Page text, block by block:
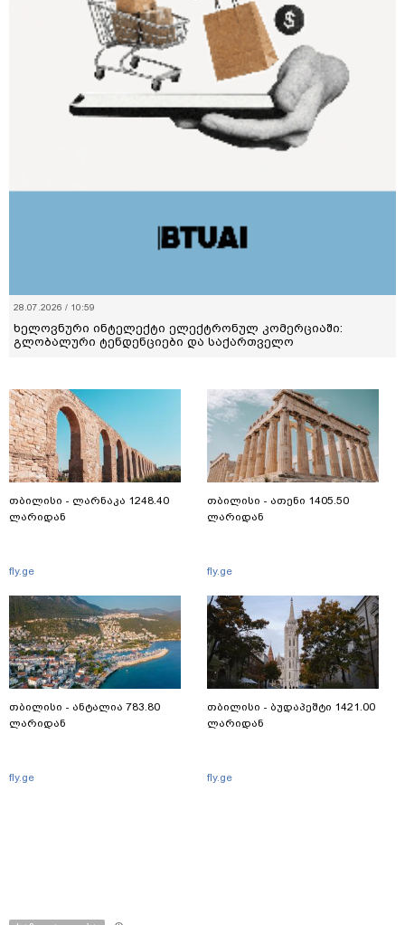
28.07.2026 / 10:59
ხელოვნური ინტელექტი ელექტრონულ კომერციაში:
გლობალური ტენდენციები და საქართველო
თბილისი - ლარნაკა 1248.40
ლარიდან
fly.ge
თბილისი - ანტალია 783.80
ლარიდან
fly.ge
თბილისი - ათენი 1405.50
ლარიდან
fly.ge
თბილისი - ბუდაპეშტი 1421.00
ლარიდან
fly.ge